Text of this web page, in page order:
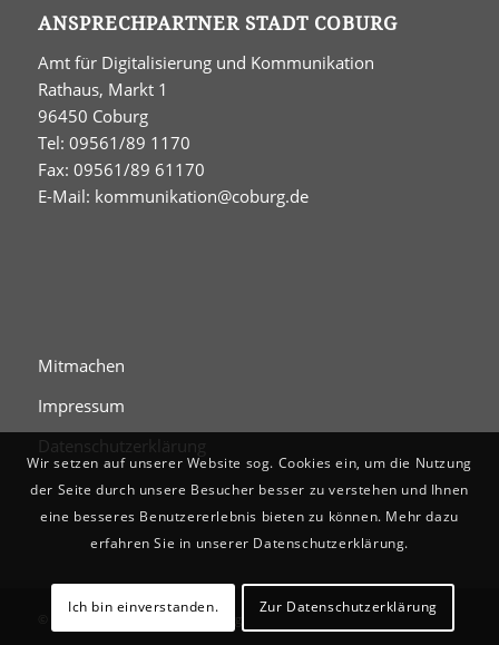
ANSPRECHPARTNER STADT COBURG
Amt für Digitalisierung und Kommunikation
Rathaus, Markt 1
96450 Coburg
Tel: 09561/89 1170
Fax: 09561/89 61170
E-Mail: kommunikation@coburg.de
Mitmachen
Impressum
Datenschutzerklärung
© Digitales Stadtgedächtnis Coburg
Wir setzen auf unserer Website sog. Cookies ein, um die Nutzung
der Seite durch unsere Besucher besser zu verstehen und Ihnen
eine besseres Benutzererlebnis bieten zu können. Mehr dazu
erfahren Sie in unserer Datenschutzerklärung.
Ich bin einverstanden. Zur Datenschutzerklärung